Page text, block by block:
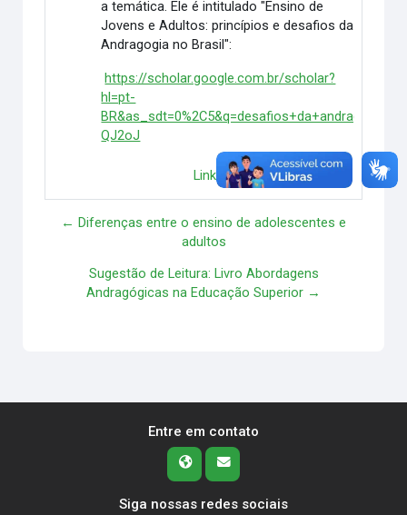
a temática. Ele é intitulado "Ensino de
Jovens e Adultos: princípios e desafios da
Andragogia no Brasil":
https://scholar.google.com.br/scholar?
hl=pt-
QJ2oJ
Link direto Responder
← Diferenças entre o ensino de adolescentes e
adultos
Sugestão de Leitura: Livro Abordagens
Andragógicas na Educação Superior →
Entre em contato
Siga nossas redes sociais